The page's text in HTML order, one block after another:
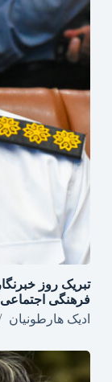
فرهنگی اجتماعی
ادیک هارطونیان